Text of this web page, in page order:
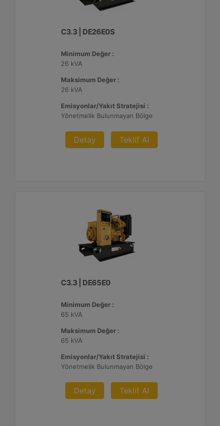
C3.3 | DE26E0S
Minimum Değer :
26 kVA
Maksimum Değer :
26 kVA
Emisyonlar/Yakıt Stratejisi :
Yönetmelik Bulunmayan Bölge
Detay Teklif Al
C3.3 | DE65E0
Minimum Değer :
65 kVA
Maksimum Değer :
65 kVA
Emisyonlar/Yakıt Stratejisi :
Yönetmelik Bulunmayan Bölge
Detay Teklif Al